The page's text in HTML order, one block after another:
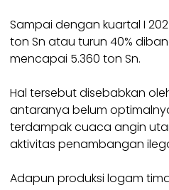
Sampai dengan kuartal I
ton Sn atau turun 40%
mencapai 5.360 ton Sn.
Hal tersebut disebabkan
antaranya belum
terdampak cuaca angin
aktivitas penambangan
Adapun produksi logam